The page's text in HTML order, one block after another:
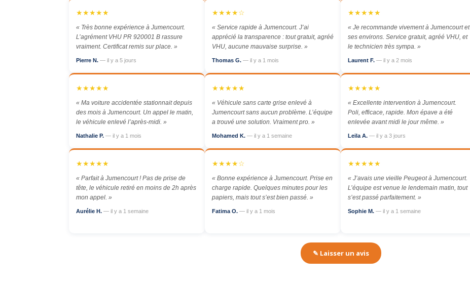
★★★★★
« Très bonne expérience à Jumencourt.
L’agrément VHU PR 920001 B rassure
vraiment. Certificat remis sur place. »
Pierre N. — il y a 5 jours
★★★★☆
« Service rapide à Jumencourt. J’ai
apprécié la transparence : tout gratuit, agréé
VHU, aucune mauvaise surprise. »
Thomas G. — il y a 1 mois
★★★★★
« Je recommande vivement à Jumencourt et
ses environs. Service gratuit, agréé VHU, et
le technicien très sympa. »
Laurent F. — il y a 2 mois
★★★★★
« Ma voiture accidentée stationnait depuis
des mois à Jumencourt. Un appel le matin,
le véhicule enlevé l’après-midi. »
Nathalie P. — il y a 1 mois
★★★★★
« Véhicule sans carte grise enlevé à
Jumencourt sans aucun problème. L’équipe
a trouvé une solution. Vraiment pro. »
Mohamed K. — il y a 1 semaine
★★★★★
« Excellente intervention à Jumencourt.
Poli, efficace, rapide. Mon épave a été
enlevée avant midi le jour même. »
Leila A. — il y a 3 jours
★★★★★
« Parfait à Jumencourt ! Pas de prise de
tête, le véhicule retiré en moins de 2h après
mon appel. »
Aurélie H. — il y a 1 semaine
★★★★☆
« Bonne expérience à Jumencourt. Prise en
charge rapide. Quelques minutes pour les
papiers, mais tout s’est bien passé. »
Fatima O. — il y a 1 mois
★★★★★
« J’avais une vieille Peugeot à Jumencourt.
L’équipe est venue le lendemain matin, tout
s’est passé parfaitement. »
Sophie M. — il y a 1 semaine
✎ Laisser un avis